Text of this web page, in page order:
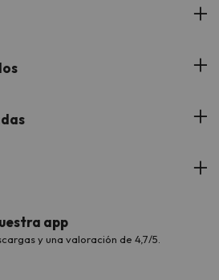
app
y una valoración de 4,7/5.